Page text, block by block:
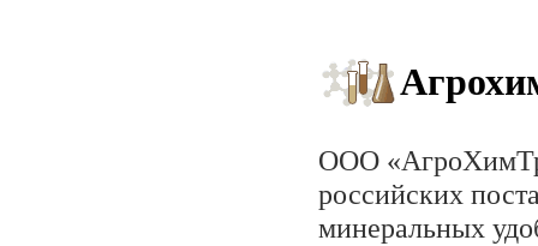
ООО
российских
минеральных